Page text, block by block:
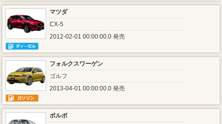
マツダ
CX-5
2012-02-01 00:00:00.0 発売
フォルクスワーゲン
ゴルフ
2013-04-01 00:00:00.0 発売
ボルボ